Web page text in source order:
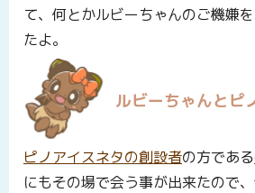
て、何とかルビーちゃんのご機嫌
たよ。
ルビーちゃんとピ
ピノアイスネタの創設者の方である
にもその場で会う事が出来たので